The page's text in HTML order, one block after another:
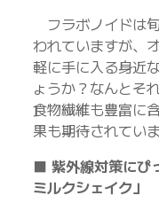
フラボノイドは
われていますが、
軽に手に入る身近
ょうか？なんとそ
食物繊維も豊富に
果も期待されていま
■紫外線対策にぴ
ミルクシェイク」